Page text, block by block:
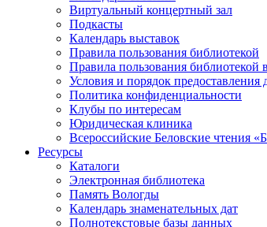
Виртуальный концертный зал
Подкасты
Календарь выставок
Правила пользования библиотекой
Правила пользования библиотекой
Условия и порядок предоставления
Политика конфиденциальности
Клубы по интересам
Юридическая клиника
Всероссийские Беловские чтения
Ресурсы
Каталоги
Электронная библиотека
Память Вологды
Календарь знаменательных дат
Полнотекстовые базы данных